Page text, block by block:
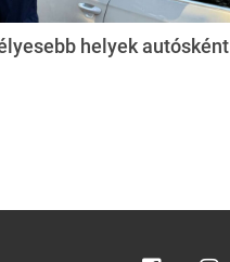
helyek autósként